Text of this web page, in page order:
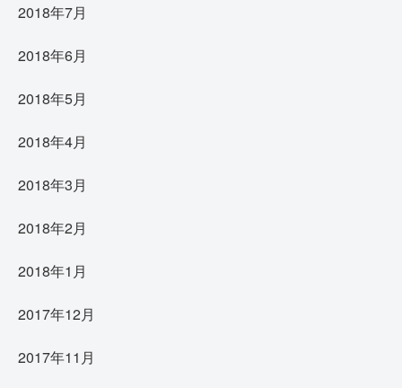
2018年7月
2018年6月
2018年5月
2018年4月
2018年3月
2018年2月
2018年1月
2017年12月
2017年11月